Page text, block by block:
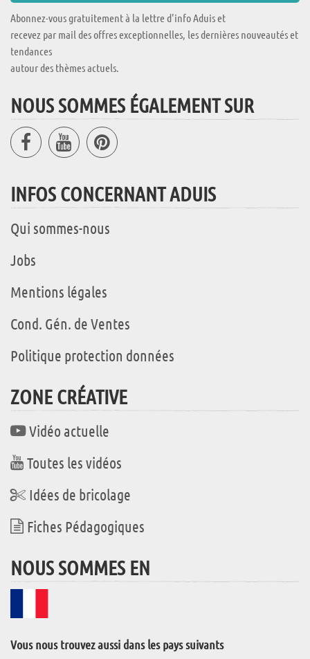
Abonnez-vous gratuitement à la lettre d'info Aduis et
recevez par mail des offres exceptionnelles, les dernières nouveautés et
tendances
autour des thèmes actuels.
NOUS SOMMES ÉGALEMENT SUR
INFOS CONCERNANT ADUIS
Qui sommes-nous
Jobs
Mentions légales
Cond. Gén. de Ventes
Politique protection données
ZONE CRÉATIVE
Vidéo actuelle
Toutes les vidéos
Idées de bricolage
Fiches Pédagogiques
NOUS SOMMES EN
Vous nous trouvez aussi dans les pays suivants